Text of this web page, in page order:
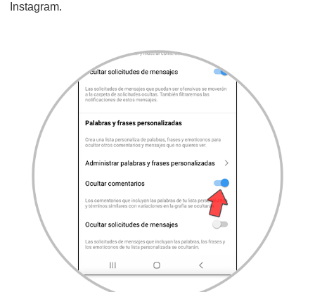
Instagram.